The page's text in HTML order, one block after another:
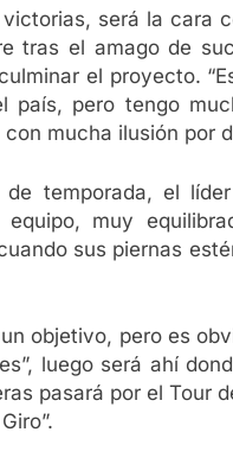
será la cara
tras el amago de
el proyecto.
país, pero tengo
mucha ilusión por
temporada, el
equipo, muy
sus piernas
objetivo, pero es
luego será ahí
pasará por el Tour